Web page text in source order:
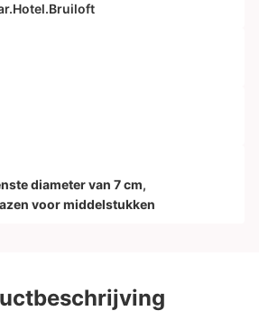
diameter van 7 cm,
voor middelstukken